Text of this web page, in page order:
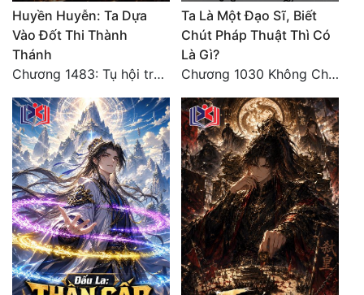
Huyền Huyễn: Ta Dựa
Vào Đốt Thi Thành
Thánh
Chương 1483: Tụ hội trước đại chiến
Ta Là Một Đạo Sĩ, Biết
Chút Pháp Thuật Thì Có
Là Gì?
Chương 1030 Không Chi Hoàng Nguyên Đại Hư